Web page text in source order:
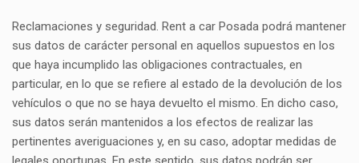
Reclamaciones y seguridad. Rent a car Posada podrá mantener
sus datos de carácter personal en aquellos supuestos en los
que haya incumplido las obligaciones contractuales, en
particular, en lo que se refiere al estado de la devolución de los
vehículos o que no se haya devuelto el mismo. En dicho caso,
sus datos serán mantenidos a los efectos de realizar las
pertinentes averiguaciones y, en su caso, adoptar medidas de